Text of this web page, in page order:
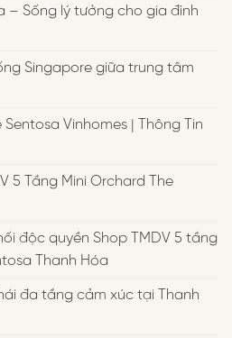
– Sống lý tưởng cho gia đình
Singapore giữa trung tâm
Vinhomes | Thông Tin
5 Tầng Mini Orchard The
độc quyền Shop TMDV 5 tầng
Thanh Hóa
đa tầng cảm xúc tại Thanh